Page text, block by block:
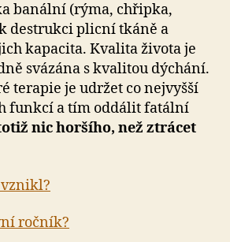
banální (rýma, chřipka,
destrukci plicní tkáně a
kapacita. Kvalita života je
svázána s kvalitou dýchání.
terapie je udržet co nejvyšší
funkcí a tím oddálit fatální
nic horšího, než ztrácet
ročník?